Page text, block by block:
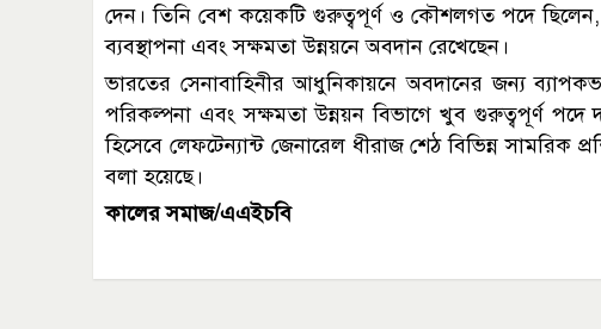
দেন। তিনি বেশ কয়েকটি গুরুত্বপূর্ণ ও কৌশলগত পদে ছিলেন,
ব্যবস্থাপনা এবং সক্ষমতা উন্নয়নে অবদান রেখেছেন।
ভারতের সেনাবাহিনীর আধুনিকায়নে অবদানের জন্য
পরিকল্পনা এবং সক্ষমতা উন্নয়ন বিভাগে খুব গুরুত্বপূর্ণ পদে
হিসেবে লেফটেন্যান্ট জেনারেল ধীরাজ শেঠ বিভিন্ন সামরিক
বলা হয়েছে।
কালের সমাজ/এএইচবি